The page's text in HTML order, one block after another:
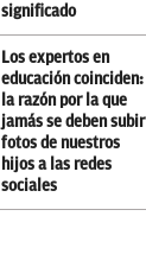
significado
Los expertos en
educación coinciden:
la razón por la que
jamás se deben subir
fotos de nuestros
hijos a las redes
sociales